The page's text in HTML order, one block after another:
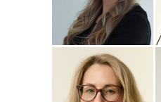
Подробнеео Полина
Стоматолог-терапевт